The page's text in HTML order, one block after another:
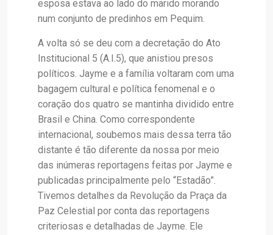
esposa estava ao lado do marido morando
num conjunto de predinhos em Pequim.
A volta só se deu com a decretação do Ato
Institucional 5 (A.I.5), que anistiou presos
políticos. Jayme e a família voltaram com uma
bagagem cultural e política fenomenal e o
coração dos quatro se mantinha dividido entre
Brasil e China. Como correspondente
internacional, soubemos mais dessa terra tão
distante é tão diferente da nossa por meio
das inúmeras reportagens feitas por Jayme e
publicadas principalmente pelo “Estadão”.
Tivemos detalhes da Revolução da Praça da
Paz Celestial por conta das reportagens
criteriosas e detalhadas de Jayme. Ele